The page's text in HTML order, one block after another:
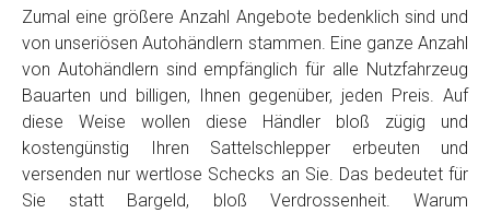
Zumal eine größere Anzahl Angebote bedenklich sind und
von unseriösen Autohändlern stammen. Eine ganze Anzahl
von Autohändlern sind empfänglich für alle Nutzfahrzeug
Bauarten und billigen, Ihnen gegenüber, jeden Preis. Auf
diese Weise wollen diese Händler bloß zügig und
kostengünstig Ihren Sattelschlepper erbeuten und
versenden nur wertlose Schecks an Sie. Das bedeutet für
Sie statt Bargeld, bloß Verdrossenheit. Warum